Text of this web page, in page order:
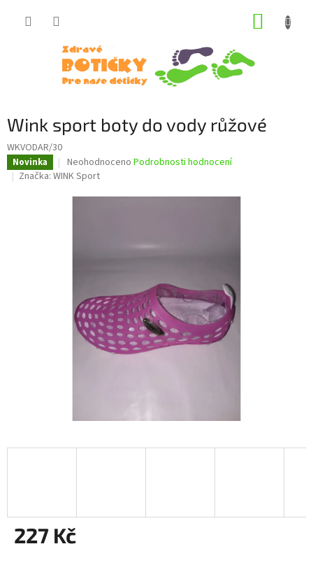
Wink sport boty do vody růžové
WKVODAR/30
Novinka
Průměrné
hodnocení
je
Neohodnoceno Podrobnosti hodnocení
Značka: WINK Sport
227 Kč